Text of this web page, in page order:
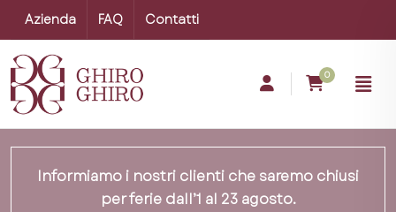
Azienda FAQ Contatti
0
Informiamo i nostri clienti che saremo chiusi
per ferie dall’1 al 23 agosto.